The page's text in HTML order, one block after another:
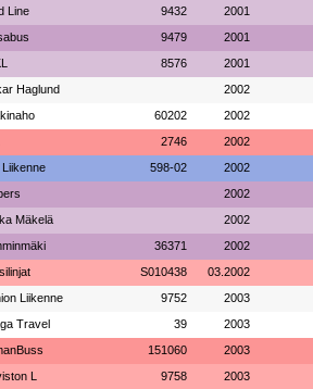
Line 9432 2001
9479 2001
8576 2001
Haglund 2002
60202 2002
2746 2002
Liikenne 598-02 2002
2002
Mäkelä 2002
36371 2002
S010438 03.2002
Liikenne 9752 2003
Travel 39 2003
151060 2003
L 9758 2003